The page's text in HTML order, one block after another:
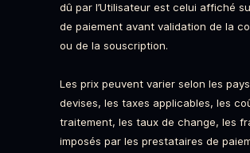
dû par l’Utilisateur est celui affiché
de paiement avant validation de la
ou de la souscription.
Les prix peuvent varier selon les
devises, les taxes applicables, les
traitement, les taux de change, les
imposés par les prestataires de